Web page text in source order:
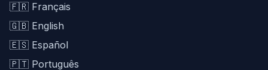
🇫🇷 Français
🇬🇧 English
🇪🇸 Español
🇵🇹 Português